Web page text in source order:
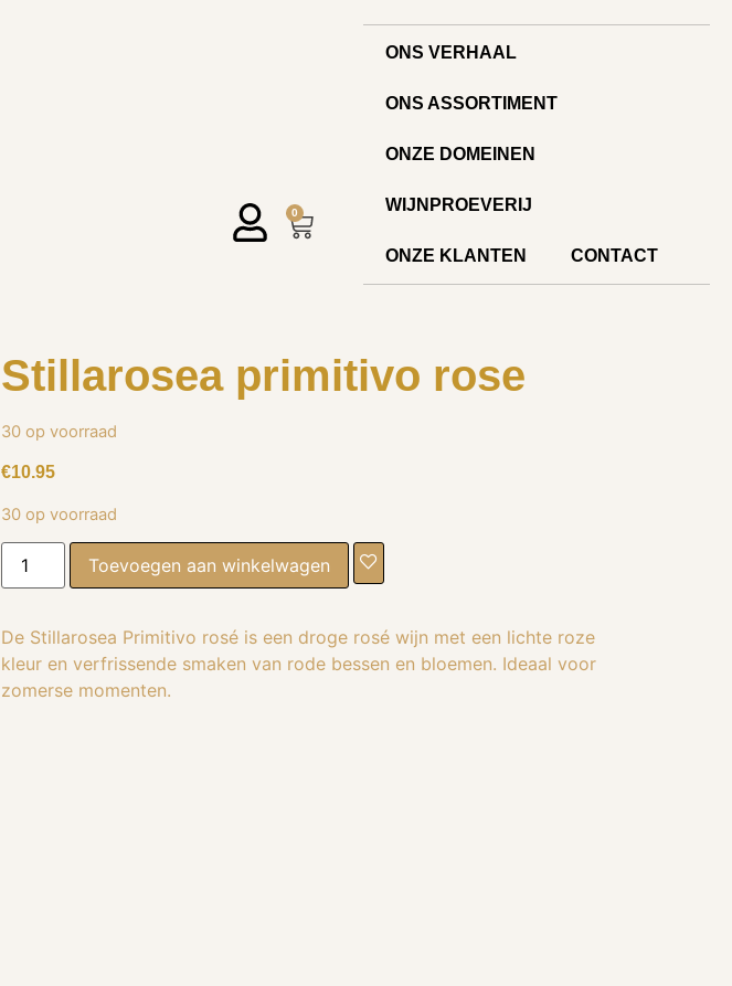
0
ONS VERHAAL
ONS ASSORTIMENT
ONZE DOMEINEN
WIJNPROEVERIJ
ONZE KLANTEN CONTACT
Stillarosea primitivo rose
30 op voorraad
€10.95
30 op voorraad
Toevoegen aan winkelwagen
De Stillarosea Primitivo rosé is een droge rosé wijn met een lichte roze
kleur en verfrissende smaken van rode bessen en bloemen. Ideaal voor
zomerse momenten.